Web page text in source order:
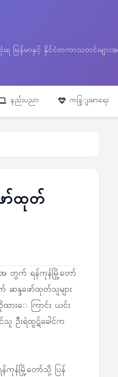
က်ဆုံးရ မြန်မာနှင့် နိုင်ငံတကာသတင်
နည်းပညာ ကနြျးမာရေး
ာ်ထုတ်
အ တွက် ရန်ကုန်မြို့တော်
န္ဒဖော်ထုတ်သူများ
ားေ ကြာင်း ယင်း
သူ ဦးရဲထွဋ်ခေါင်က
ကုန်မြို့တော်သို့ ပြန်